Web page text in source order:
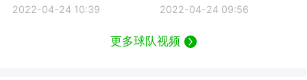
2022-04-24 10:39
冠
2022-04-24 09:56
更多球队视频